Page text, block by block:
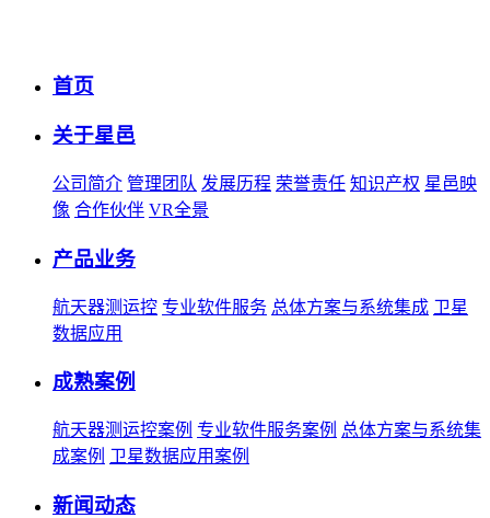
首页
关于星邑
公司简介 管理团队 发展历程 荣誉责任 知识产权 星邑映
像 合作伙伴 VR全景
产品业务
航天器测运控 专业软件服务 总体方案与系统集成 卫星
数据应用
成熟案例
航天器测运控案例 专业软件服务案例 总体方案与系统集
成案例 卫星数据应用案例
新闻动态